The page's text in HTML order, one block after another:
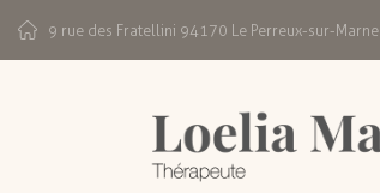
9 rue des Fratellini 94170 Le Perreux-sur-Marne